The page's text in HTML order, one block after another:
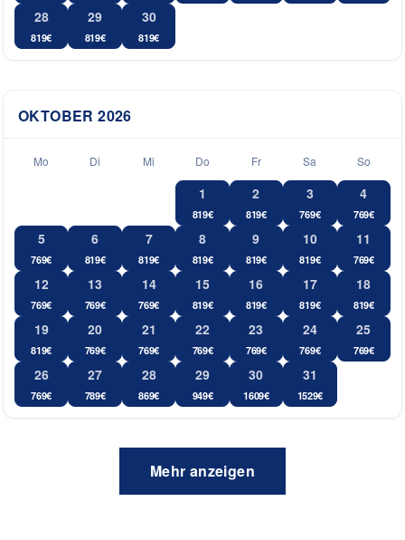
28
819€
29
819€
30
819€
OKTOBER 2026
Mo Di Mi Do Fr Sa So
1
819€
2
819€
3
769€
4
769€
5
769€
6
819€
7
819€
8
819€
9
819€
10
819€
11
769€
12
769€
13
769€
14
769€
15
819€
16
819€
17
819€
18
819€
19
819€
20
769€
21
769€
22
769€
23
769€
24
769€
25
769€
26
769€
27
789€
28
869€
29
949€
30
1609€
31
1529€
Mehr anzeigen